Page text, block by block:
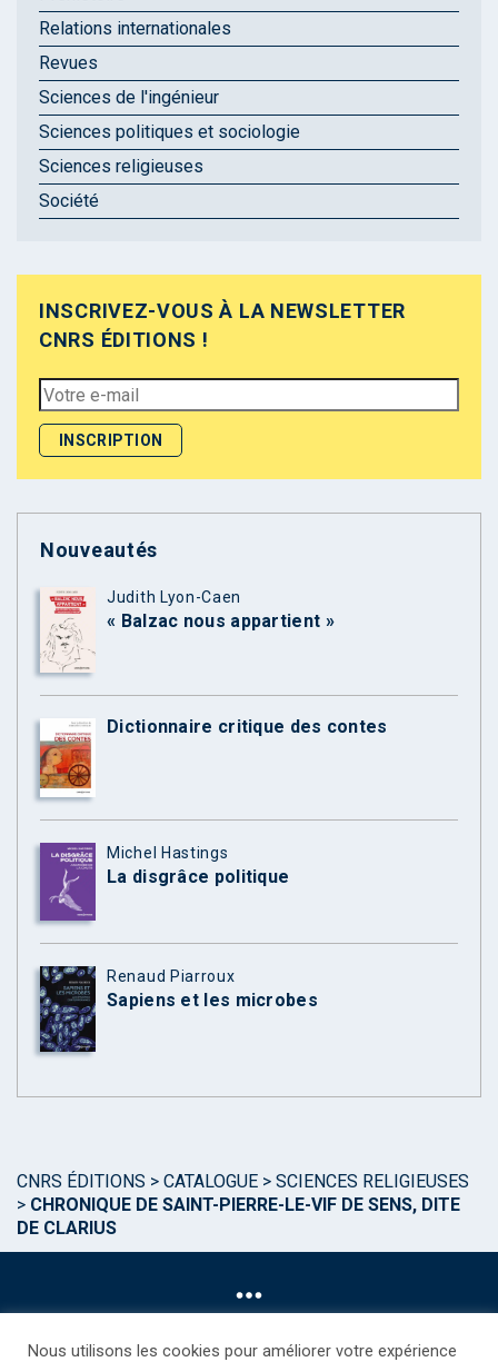
Relations internationales
Revues
Sciences de l'ingénieur
Sciences politiques et sociologie
Sciences religieuses
Société
INSCRIVEZ-VOUS À LA NEWSLETTER
CNRS ÉDITIONS !
Nouveautés
Judith Lyon-Caen
« Balzac nous appartient »
Dictionnaire critique des contes
Michel Hastings
La disgrâce politique
Renaud Piarroux
Sapiens et les microbes
CNRS ÉDITIONS > CATALOGUE > SCIENCES RELIGIEUSES
> CHRONIQUE DE SAINT-PIERRE-LE-VIF DE SENS, DITE
DE CLARIUS
Nous utilisons les cookies pour améliorer votre expérience